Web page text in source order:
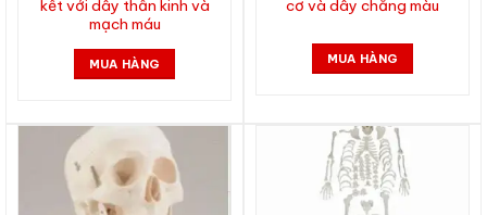
kết với dây thần kinh và
mạch máu
MUA HÀNG
cơ và dây chằng màu
MUA HÀNG